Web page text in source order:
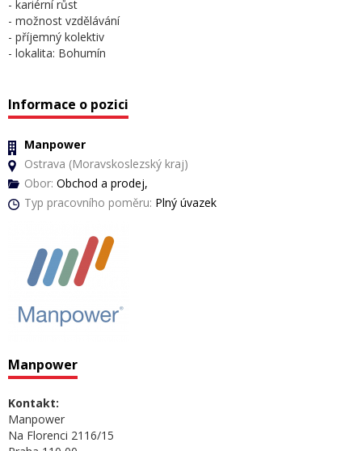
- kariérní růst
- možnost vzdělávání
- příjemný kolektiv
- lokalita: Bohumín
Informace o pozici
Manpower
Ostrava (Moravskoslezský kraj)
Obor: Obchod a prodej,
Typ pracovního poměru: Plný úvazek
Manpower
Kontakt:
Manpower
Na Florenci 2116/15